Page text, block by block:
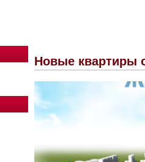
Новые квартиры